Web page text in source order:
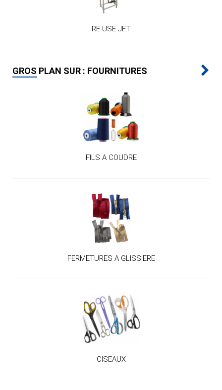
RE-USE JET
GROS PLAN SUR : FOURNITURES
FILS A COUDRE
FERMETURES A GLISSIERE
CISEAUX